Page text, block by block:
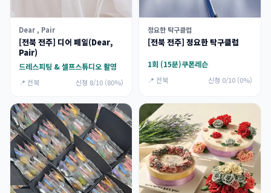
Dear , Pair
[전북 전주] 디어 페일(Dear,
Pair)
드레스피팅 & 셀프스튜디오 촬영
📍 전북 신청 8/10 (80%)
정요한 탁구클럽
[전북 전주] 정요한 탁구클럽
1회 (15분)쿠폰레슨
📍 전북 신청 0/10 (0%)